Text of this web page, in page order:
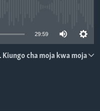
29:59
Kiungo cha moja kwa moja